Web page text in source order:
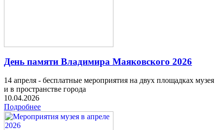
День памяти Владимира Маяковского 2026
14 апреля - бесплатные мероприятия на двух площадках музея
и в пространстве города
10.04.2026
Подробнее